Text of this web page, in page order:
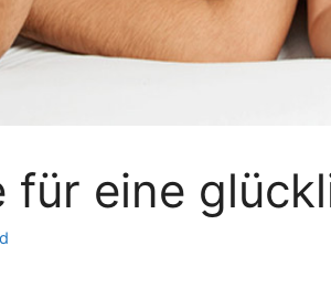
für eine